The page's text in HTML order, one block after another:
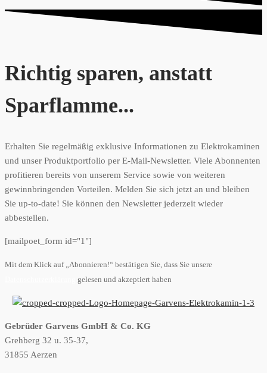
Richtig sparen, anstatt
Sparflamme...
Erhalten Sie regelmäßig exklusive Informationen zu Elektrokaminen
und unser Produktportfolio per E-Mail-Newsletter. Viele Abonnenten
profitieren bereits von unserem Service sowie von weiteren
gewinnbringenden Vorteilen. Melden Sie sich jetzt an und bleiben
Sie up-to-date! Sie können den Newsletter jederzeit wieder
abbestellen.
[mailpoet_form id="1"]
Mit dem Klick auf „Abonnieren!“ bestätigen Sie, dass Sie unsere
gelesen und akzeptiert haben
Gebrüder Garvens GmbH & Co. KG
Grehberg 32 u. 35-37,
31855 Aerzen